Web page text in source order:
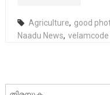
Agriculture, good
Naadu News,